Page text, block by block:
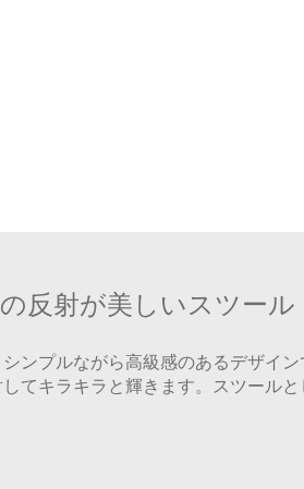
反射が美しいスツール
ンプルながら高級感のあるデザイ
てキラキラと輝きます。スツール